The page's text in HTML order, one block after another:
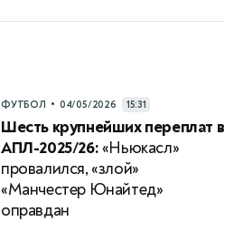
ФУТБОЛ • 04/05/2026 15:31
Шесть крупнейших переплат в
АПЛ-2025/26:«Ньюкасл»
провалился, «злой»
«Манчестер Юнайтед»
оправдан